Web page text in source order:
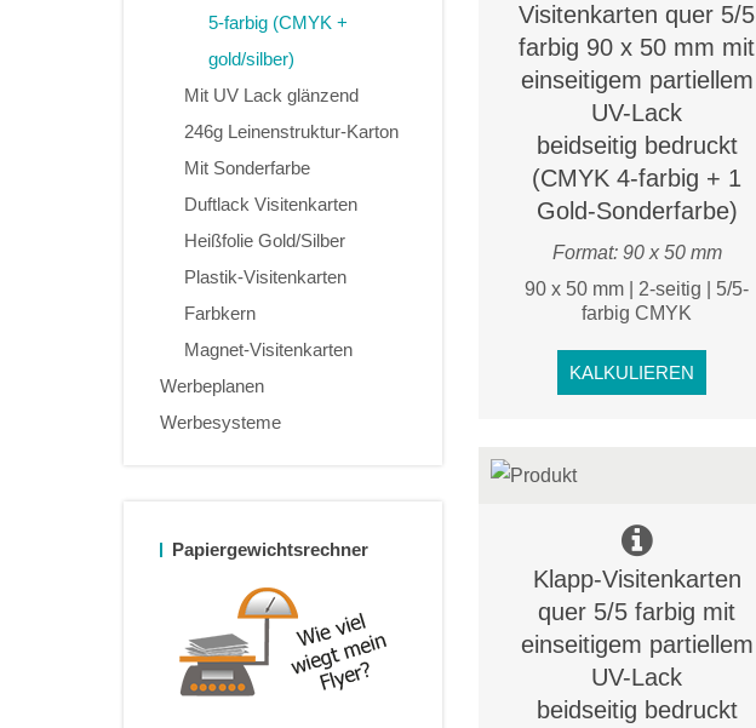
5-farbig (CMYK +
gold/silber)
Mit UV Lack glänzend
246g Leinenstruktur-Karton
Mit Sonderfarbe
Duftlack Visitenkarten
Heißfolie Gold/Silber
Plastik-Visitenkarten
Farbkern
Magnet-Visitenkarten
Werbeplanen
Werbesysteme
Papiergewichtsrechner
Visitenkarten quer 5/5
farbig 90 x 50 mm mit
einseitigem partiellem
UV-Lack
beidseitig bedruckt
(CMYK 4-farbig + 1
Gold-Sonderfarbe)
Format: 90 x 50 mm
90 x 50 mm | 2-seitig | 5/5-
farbig CMYK
KALKULIEREN
Klapp-Visitenkarten
quer 5/5 farbig mit
einseitigem partiellem
UV-Lack
beidseitig bedruckt